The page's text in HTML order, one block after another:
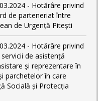
- Hotărâre privind
de parteneriat între
de Urgență Pitești
- Hotărâre privind
de asistență
și reprezentare în
parchetelor în care
Socială și Protecția